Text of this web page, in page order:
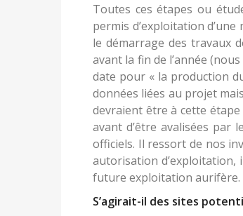
Toutes ces étapes ou
permis d’exploitation
le démarrage des travaux
avant la fin de l’année
date pour « la production
données liées au projet
devraient être à cette
avant d’être avalisées par
officiels. Il ressort de nos
autorisation d’exploitation,
future exploitation aurifère.
S’agirait-il des sites